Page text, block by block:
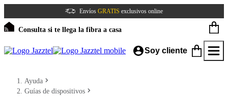
Envíos GRATIS exclusivos online
Consulta si te llega la fibra a casa
Soy cliente
Ayuda
Guías de dispositivos